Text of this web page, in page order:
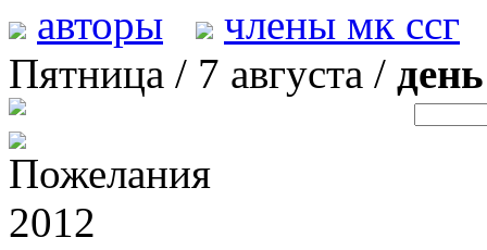
авторы
члены мк ссг
Пятница / 7 августа /